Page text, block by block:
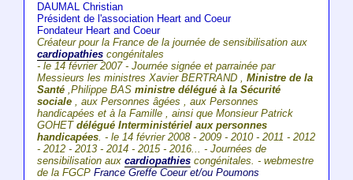
DAUMAL Christian
Président de l'association Heart and Coeur
Fondateur Heart and Coeur
Créateur pour la France de la journée de sensibilisation aux
cardiopathiescongénitales
- le 14 février 2007 - Journée signée et parrainée par
Messieurs les ministres Xavier BERTRAND , Ministre de la
Santé,Philippe BAS ministre délégué à la Sécurité
sociale, aux Personnes âgées , aux Personnes
handicapées et à la Famille , ainsi que Monsieur Patrick
GOHETdélégué Interministériel aux personnes
handicapées. - le 14 février 2008 - 2009 - 2010 - 2011 - 2012
- 2012 - 2013 - 2014 - 2015 - 2016... - Journées de
sensibilisation aux cardiopathiescongénitales. - webmestre
de la FGCP France Greffe Coeur et/ou Poumons